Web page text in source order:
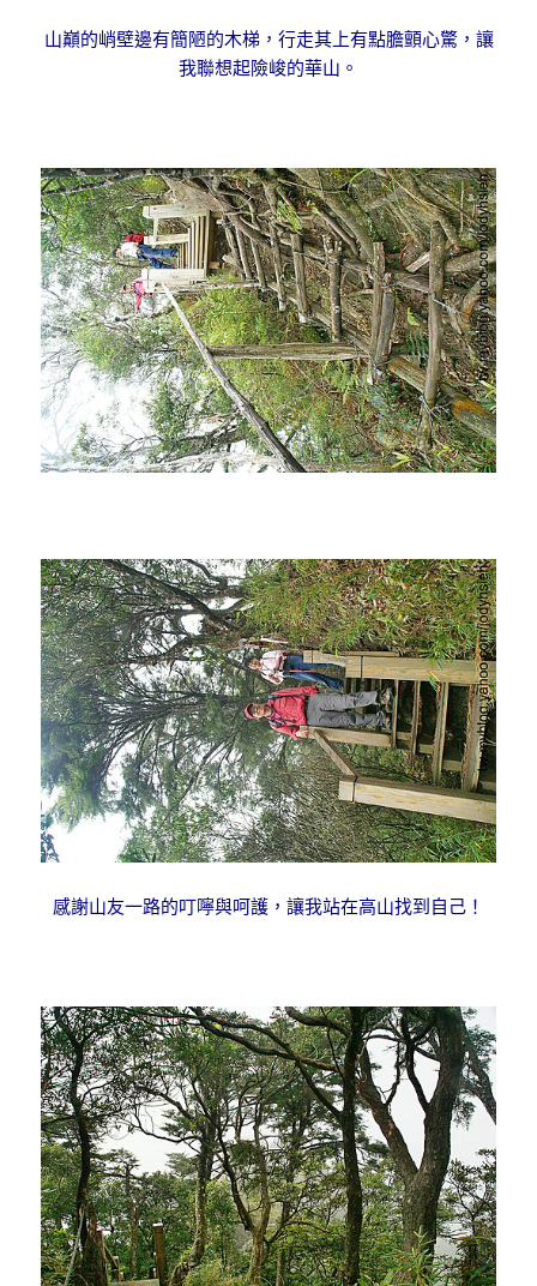
山巔的峭壁邊有簡陋的木梯，行走其上有點膽顫心驚，讓
我聯想起險峻的華山。
感謝山友一路的叮嚀與呵護，讓我站在高山找到自己！